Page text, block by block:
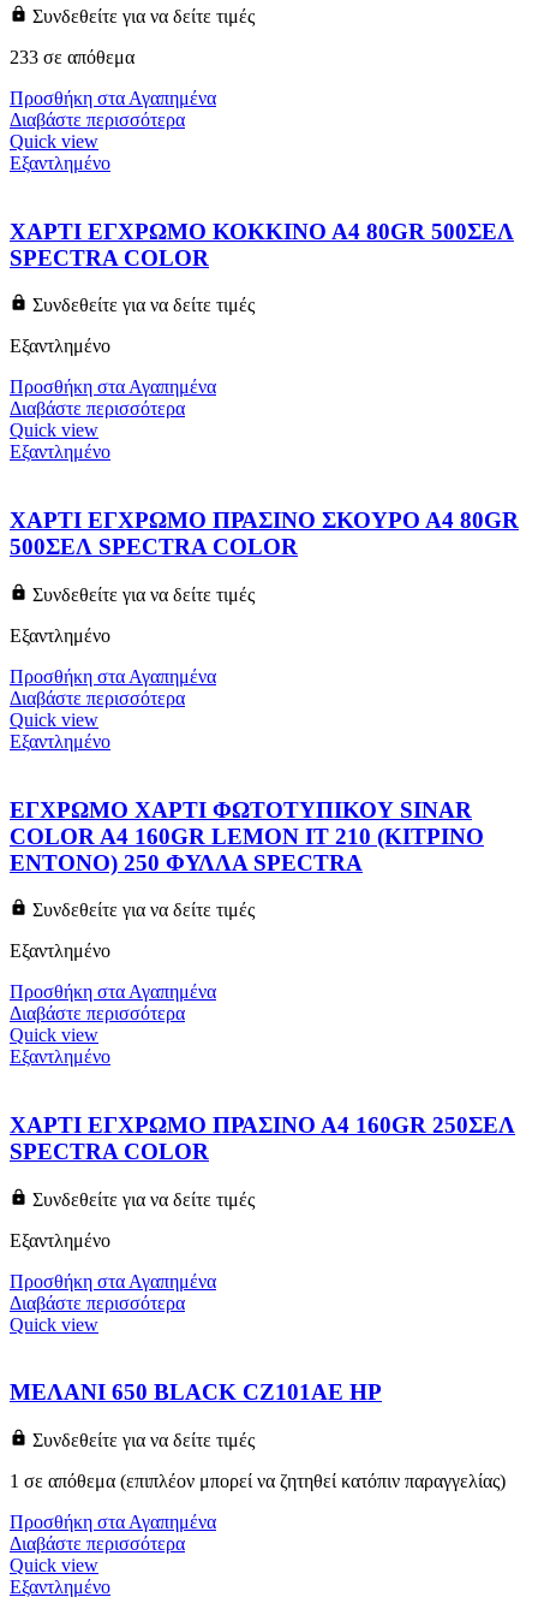
Συνδεθείτε για να δείτε τιμές
233 σε απόθεμα
Προσθήκη στα Αγαπημένα
Διαβάστε περισσότερα
Quick view
Εξαντλημένο
ΧΑΡΤΙ ΕΓΧΡΩΜΟ ΚΟΚΚΙΝΟ Α4 80GR 500ΣΕΛ
SPECTRA COLOR
Συνδεθείτε για να δείτε τιμές
Εξαντλημένο
Προσθήκη στα Αγαπημένα
Διαβάστε περισσότερα
Quick view
Εξαντλημένο
ΧΑΡΤΙ ΕΓΧΡΩΜΟ ΠΡΑΣΙΝΟ ΣΚΟΥΡΟ Α4 80GR
500ΣΕΛ SPECTRA COLOR
Συνδεθείτε για να δείτε τιμές
Εξαντλημένο
Προσθήκη στα Αγαπημένα
Διαβάστε περισσότερα
Quick view
Εξαντλημένο
ΕΓΧΡΩΜΟ ΧΑΡΤΙ ΦΩΤΟΤΥΠΙΚΟΥ SINAR
COLOR A4 160GR LEMON IT 210 (ΚΙΤΡΙΝΟ
ΕΝΤΟΝΟ) 250 ΦΥΛΛΑ SPECTRA
Συνδεθείτε για να δείτε τιμές
Εξαντλημένο
Προσθήκη στα Αγαπημένα
Διαβάστε περισσότερα
Quick view
Εξαντλημένο
ΧΑΡΤΙ ΕΓΧΡΩΜΟ ΠΡΑΣΙΝΟ Α4 160GR 250ΣΕΛ
SPECTRA COLOR
Συνδεθείτε για να δείτε τιμές
Εξαντλημένο
Προσθήκη στα Αγαπημένα
Διαβάστε περισσότερα
Quick view
ΜΕΛΑΝΙ 650 BLACK CZ101AE HP
Συνδεθείτε για να δείτε τιμές
1 σε απόθεμα (επιπλέον μπορεί να ζητηθεί κατόπιν παραγγελίας)
Προσθήκη στα Αγαπημένα
Διαβάστε περισσότερα
Quick view
Εξαντλημένο